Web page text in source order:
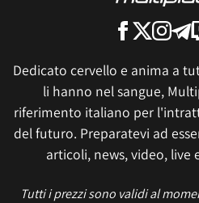
Dedicato cervello e anima a
li hanno nel sangue,
riferimento italiano per
del futuro. Preparatevi ad
articoli, news, video, live
Tutti i prezzi sono validi al